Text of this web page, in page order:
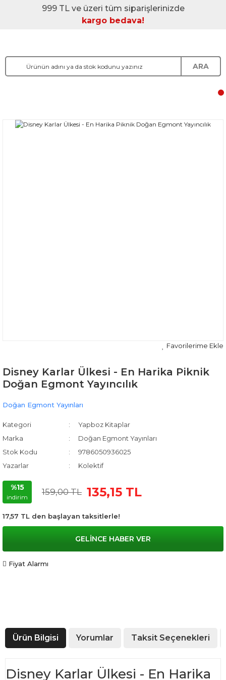
999 TL ve üzeri tüm siparişlerinizde
kargo bedava!
ARA
Disney Karlar Ülkesi - En Harika Piknik
Doğan Egmont Yayıncılık
Doğan Egmont Yayınları
Kategori
Yapboz Kitaplar
Marka
Doğan Egmont Yayınları
Stok Kodu
9786050936025
Yazarlar
Kolektif
%15
indirim
159,00 TL 135,15 TL
17,57 TL den başlayan taksitlerle!
GELİNCE HABER VER
Fiyat Alarmı
Ürün Bilgisi Yorumlar Taksit Seçenekleri
Disney Karlar Ülkesi - En Harika